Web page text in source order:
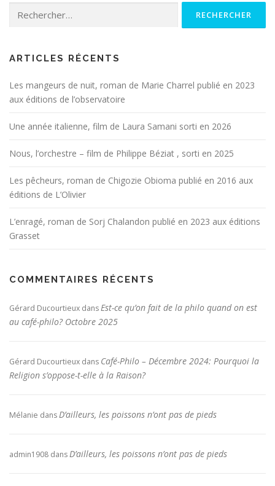
ARTICLES RÉCENTS
Les mangeurs de nuit, roman de Marie Charrel publié en 2023
aux éditions de l’observatoire
Une année italienne, film de Laura Samani sorti en 2026
Nous, l’orchestre – film de Philippe Béziat , sorti en 2025
Les pêcheurs, roman de Chigozie Obioma publié en 2016 aux
éditions de L’Olivier
L’enragé, roman de Sorj Chalandon publié en 2023 aux éditions
Grasset
COMMENTAIRES RÉCENTS
Gérard Ducourtieux dansEst-ce qu’on fait de la philo quand on est
au café-philo? Octobre 2025
Gérard Ducourtieux dans Café-Philo – Décembre 2024: Pourquoi la
Religion s’oppose-t-elle à la Raison?
Mélanie dansD’ailleurs, les poissons n’ont pas de pieds
admin1908 dansD’ailleurs, les poissons n’ont pas de pieds